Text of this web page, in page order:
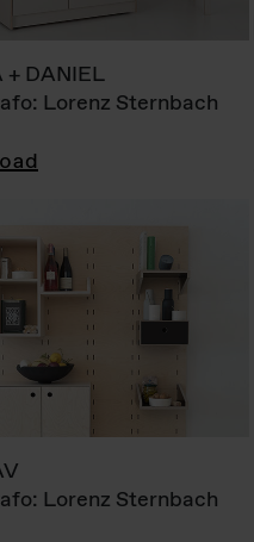
+ DANIEL
Lorenz Sternbach
Lorenz Sternbach